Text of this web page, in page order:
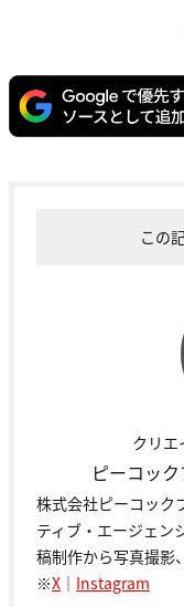
この
クリエ
ピーコッ
株式会社ピーコック
ティブ・エージェン
稿制作から写真撮影
※X ｜ Instagram